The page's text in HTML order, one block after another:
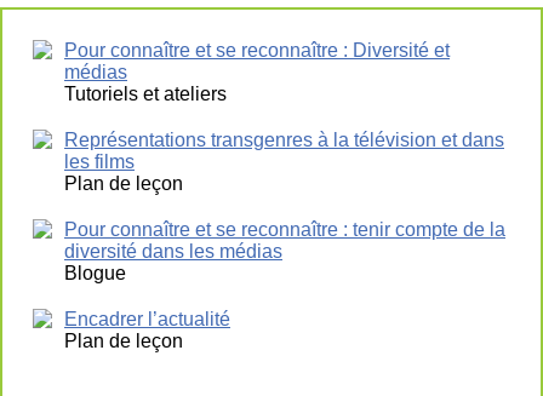
Pour connaître et se reconnaître : Diversité et
médias
Tutoriels et ateliers
Représentations transgenres à la télévision et dans
les films
Plan de leçon
Pour connaître et se reconnaître : tenir compte de la
diversité dans les médias
Blogue
Encadrer l’actualité
Plan de leçon